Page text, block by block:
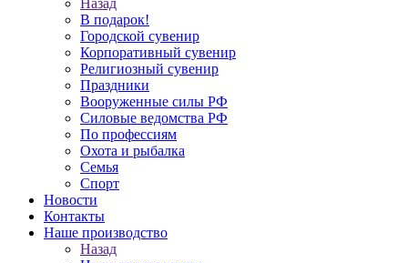
Назад
В подарок!
Городской сувенир
Корпоративный сувенир
Религиозный сувенир
Праздники
Вооруженные силы РФ
Силовые ведомства РФ
По профессиям
Охота и рыбалка
Семья
Спорт
Новости
Контакты
Наше производство
Назад